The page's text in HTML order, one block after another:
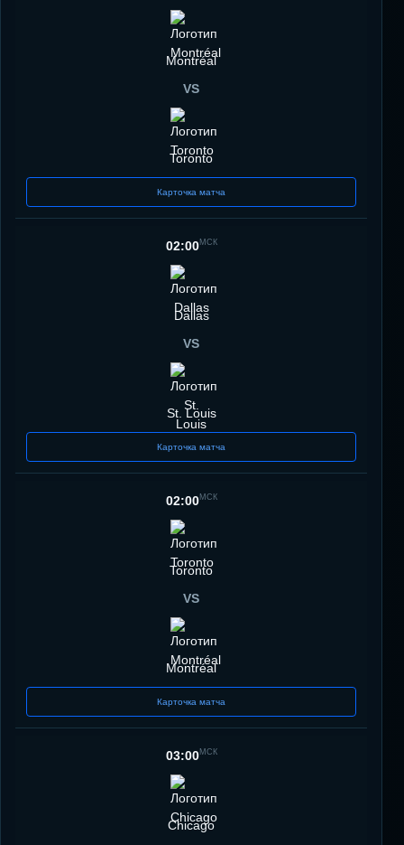
Montréal
VS
Toronto
Карточка матча
02:00МСК
Dallas
VS
St. Louis
Карточка матча
02:00МСК
Toronto
VS
Montréal
Карточка матча
03:00МСК
Chicago